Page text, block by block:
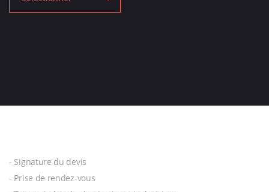
- Signature du devis
- Prise de rendez-vous